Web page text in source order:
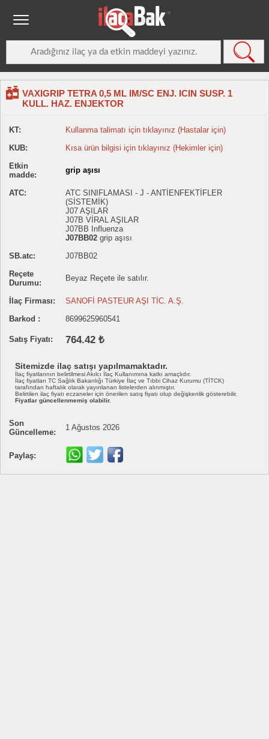
VAXIGRIP TETRA 0,5 ML IM/SC ENJ. ICIN SUSP. 1
KULL. HAZ. ENJEKTOR
KT:
Kullanma talimatı için tıklayınız (Hastalar için)
KUB:
Kısa ürün bilgisi için tıklayınız (Hekimler için)
Etkin
madde:
grip aşısı
ATC:
ATC SINIFLAMASI - J - ANTİENFEKTİFLER
(SİSTEMİK)
J07 AŞILAR
J07B VİRAL AŞILAR
J07BB Influenza
J07BB02 grip aşısı
SB.atc:
J07BB02
Reçete
Durumu:
Beyaz Reçete ile satılır.
İlaç Firması:
SANOFİ PASTEUR AŞI TİC. A.Ş.
Barkod :
8699625960541
Satış Fiyatı: 764.42 ₺
Sitemizde ilaç satışı yapılmamaktadır.
İlaç fiyatlarının belirtilmesi Akılcı İlaç Kullanımına katkı amaçlıdır.
İlaç fiyatları TC Sağlık Bakanlığı Türkiye İlaç ve Tıbbi Cihaz Kurumu (TİTCK)
tarafından haftalık olarak yayınlanan listelerden alınmıştır.
Belirtilen ilaç fiyatı eczaneler için önerilen satış fiyatı olup değişkenlik gösterebilir.
Fiyatlar güncellenmemiş olabilir.
Son
Güncelleme:
1 Ağustos 2026
Paylaş: